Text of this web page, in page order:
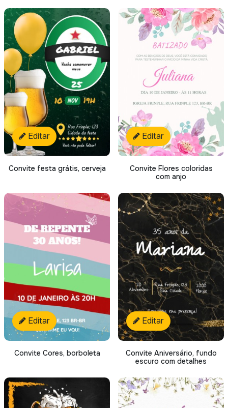
Editar
Convite festa grátis, cerveja
Editar
Convite Flores coloridas
com anjo
Editar
Convite Cores, borboleta
Editar
Convite Aniversário, fundo
escuro com detalhes